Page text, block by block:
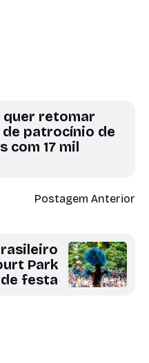
quer retomar
patrocínio de
com 17 mil
Postagem Anterior
Park
festa